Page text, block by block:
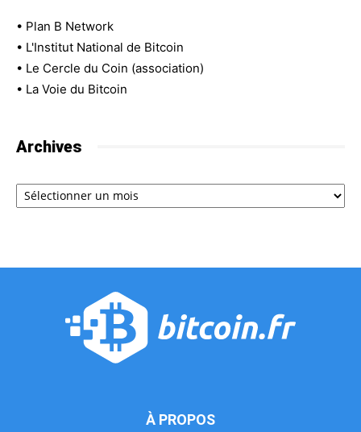
• Plan B Network
• L'Institut National de Bitcoin
• Le Cercle du Coin (association)
• La Voie du Bitcoin
Archives
Archives
À PROPOS